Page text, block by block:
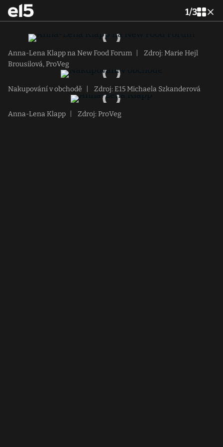
1/3
Anna-Lena Klapp na New Food Forum
Zdroj: Marie Hejl
Brousilová, ProVeg
Nakupování v obchodě Zdroj: E15 Michaela Szkanderová
Anna-Lena Klapp Zdroj: ProVeg